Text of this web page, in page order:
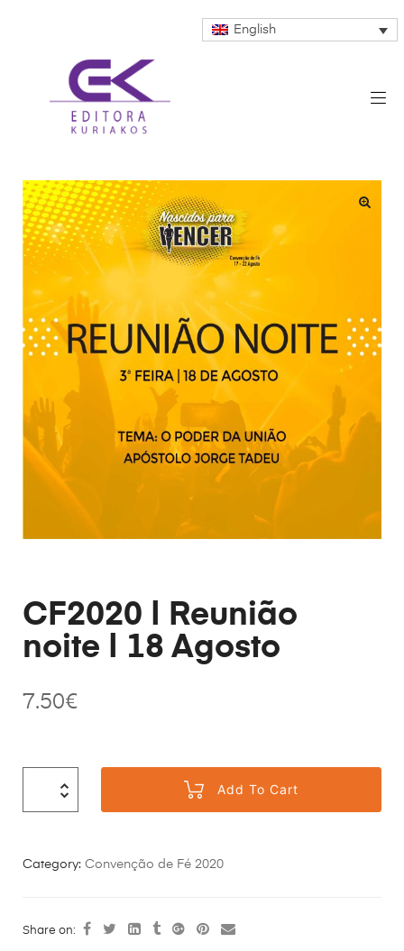
English
CF2020 | Reunião
noite | 18 Agosto
7.50€
Add To Cart
Category: Convenção de Fé 2020
Share on: